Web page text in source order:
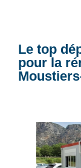
Le top
pour la